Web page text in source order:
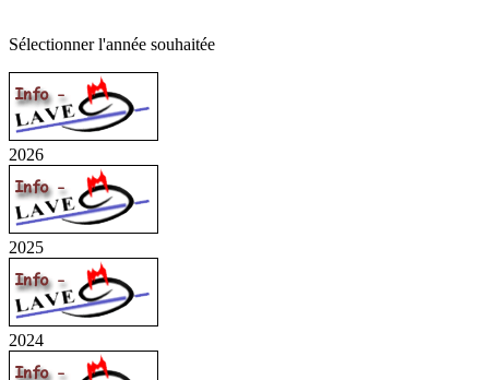
Sélectionner l'année souhaitée
2026
2025
2024